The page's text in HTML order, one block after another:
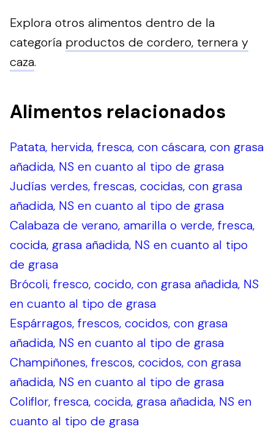
Explora otros alimentos dentro de la
categoría productos de cordero, ternera y
caza.
Alimentos relacionados
Patata, hervida, fresca, con cáscara, con grasa
añadida, NS en cuanto al tipo de grasa
Judías verdes, frescas, cocidas, con grasa
añadida, NS en cuanto al tipo de grasa
Calabaza de verano, amarilla o verde, fresca,
cocida, grasa añadida, NS en cuanto al tipo
de grasa
Brócoli, fresco, cocido, con grasa añadida, NS
en cuanto al tipo de grasa
Espárragos, frescos, cocidos, con grasa
añadida, NS en cuanto al tipo de grasa
Champiñones, frescos, cocidos, con grasa
añadida, NS en cuanto al tipo de grasa
Coliflor, fresca, cocida, grasa añadida, NS en
cuanto al tipo de grasa